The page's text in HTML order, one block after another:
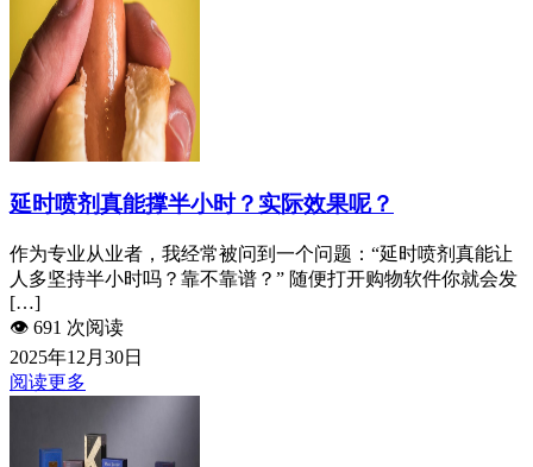
延时喷剂真能撑半小时？实际效果呢？
作为专业从业者，我经常被问到一个问题：“延时喷剂真能让
人多坚持半小时吗？靠不靠谱？” 随便打开购物软件你就会发
[…]
👁️ 691 次阅读
2025年12月30日
阅读更多